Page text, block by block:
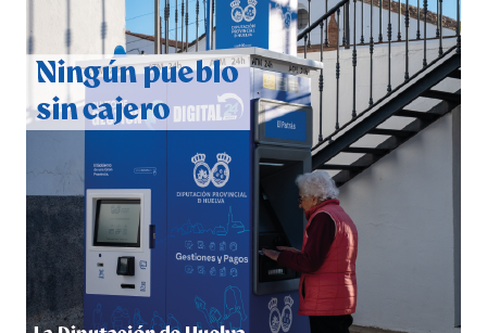
QUINTA CORRIDA DE LAS FIESTAS COLOMBINAS
2026
hace 5 días·Huelvatv
5º DÍA DE LAS FIESTAS COLOMBINAS 2026